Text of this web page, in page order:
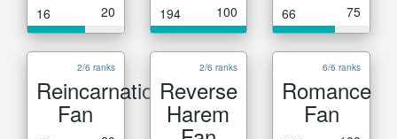
16 20 194 100 66 75
2/6 ranks
Reincarnation
Fan
2/6 ranks
Reverse
Harem
6/6 ranks
Romance
Fan